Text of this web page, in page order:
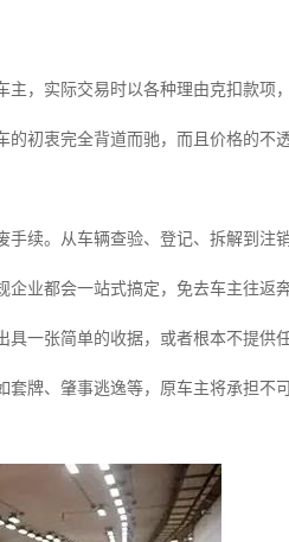
，实际交易时以各种理由克扣款项
初衷完全背道而驰，而且价格的不
续。从车辆查验、登记、拆解到注
业都会一站式搞定，免去车主往返
一张简单的收据，或者根本不提供
牌、肇事逃逸等，原车主将承担不